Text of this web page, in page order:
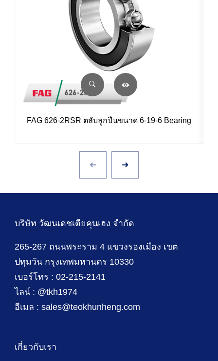
FAG 626-2RSR ตลับลูกปืนขนาด 6-19-6 Bearing
บริษัท วัฒนเดชเตียคุนเฮง จำกัด
265-267 ถนนพระราม 4 แขวงรองเมือง เขต
ปทุมวัน กรุงเทพมหานคร 10330
เบอร์โทร : 02-215-2141
ไลน์ : @tkh1974
อีเมล : sales@teokhunheng.com
เกี่ยวกับเรา